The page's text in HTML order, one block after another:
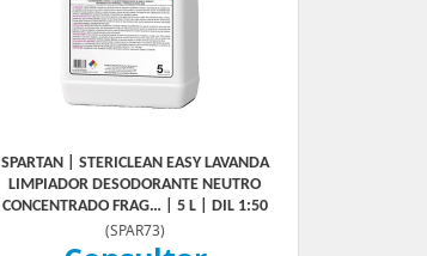
SPARTAN | STERICLEAN EASY LAVANDA
LIMPIADOR DESODORANTE NEUTRO
CONCENTRADO FRAG… | 5 L | DIL 1:50
(SPAR73)